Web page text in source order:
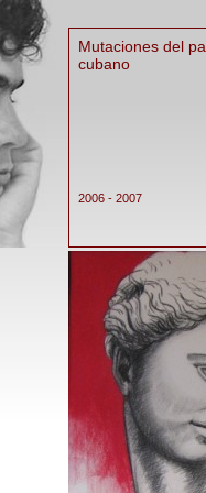
2006 - 2007
Mutaciones del
cubano